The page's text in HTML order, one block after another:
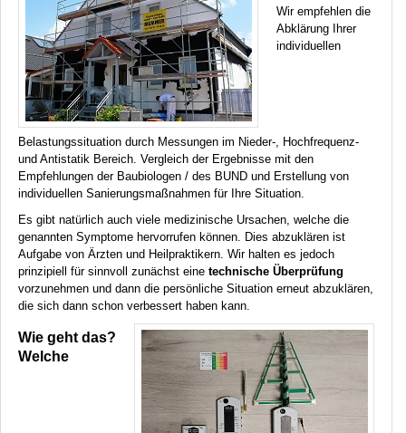
Wir empfehlen die
Abklärung Ihrer
individuellen
Belastungssituation durch Messungen im Nieder-, Hochfrequenz-
und Antistatik Bereich. Vergleich der Ergebnisse mit den
Empfehlungen der Baubiologen / des BUND und Erstellung von
individuellen Sanierungsmaßnahmen für Ihre Situation.
Es gibt natürlich auch viele medizinische Ursachen, welche die
genannten Symptome hervorrufen können. Dies abzuklären ist
Aufgabe von Ärzten und Heilpraktikern. Wir halten es jedoch
prinzipiell für sinnvoll zunächst eine technische Überprüfung
vorzunehmen und dann die persönliche Situation erneut abzuklären,
die sich dann schon verbessert haben kann.
Wie geht das?
Welche